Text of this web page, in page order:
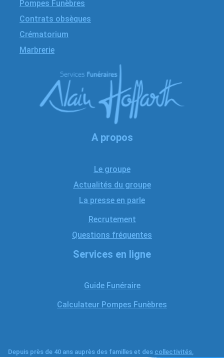
Pompes Funèbres
Contrats obsèques
Crématorium
Marbrerie
A propos
Le groupe
Actualités du groupe
La presse en parle
Recrutement
Questions fréquentes
Services en ligne
Guide Funéraire
Calculateur Pompes Funèbres
Depuis près de 40 ans auprès des familles et des collectivités